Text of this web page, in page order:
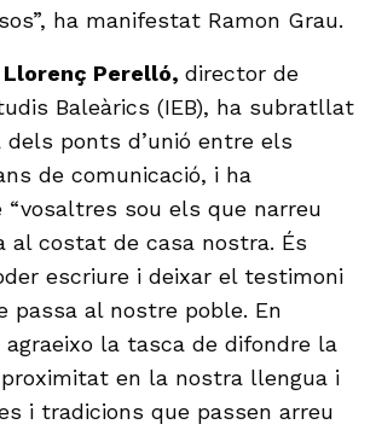
ha manifestat Ramon Grau.
Llorenç Perelló,director de
Baleàrics (IEB), ha subratllat
dels ponts d’unió entre els
de comunicació, i ha
“vosaltres sou els que narreu
al costat de casa nostra. És
escriure i deixar el testimoni
passa al nostre poble. En
la tasca de difondre la
en la nostra llengua i
i tradicions que passen arreu